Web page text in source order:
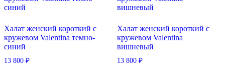
Халат женский короткий с
кружевом Valentina темно-
синий
13 800 ₽
Халат женский короткий с
кружевом Valentina
вишневый
13 800 ₽